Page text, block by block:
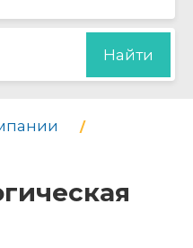
Найти